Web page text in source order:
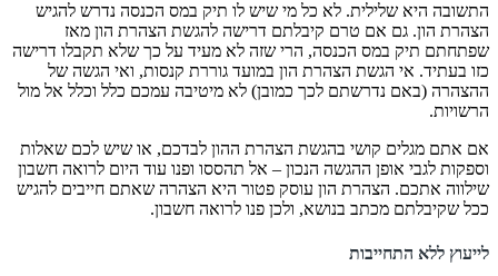
התשובה היא שלילית. לא כל מי שיש לו תיק במס הכנסה נדרש להגיש
הצהרת הון. גם אם טרם קיבלתם דרישה להגשת הצהרת הון מאז
שפתחתם תיק במס הכנסה, הרי שזה לא מעיד על כך שלא תקבלו דרישה
כזו בעתיד. אי הגשת הצהרת הון במועד גוררת קנסות, ואי הגשה של
ההצהרה (באם נדרשתם לכך כמובן) לא מיטיבה עמכם כלל וכלל אל מול
הרשויות.
אם אתם מגלים קושי בהגשת הצהרת ההון לבדכם, או שיש לכם שאלות
וספקות לגבי אופן ההגשה הנכון – אל תהססו ופנו עוד היום לרואה חשבון
שילווה אתכם. הצהרת הון עוסק פטור היא הצהרה שאתם חייבים להגיש
ככל שקיבלתם מכתב בנושא, ולכן פנו לרואה חשבון.
לייעוץ ללא התחייבות